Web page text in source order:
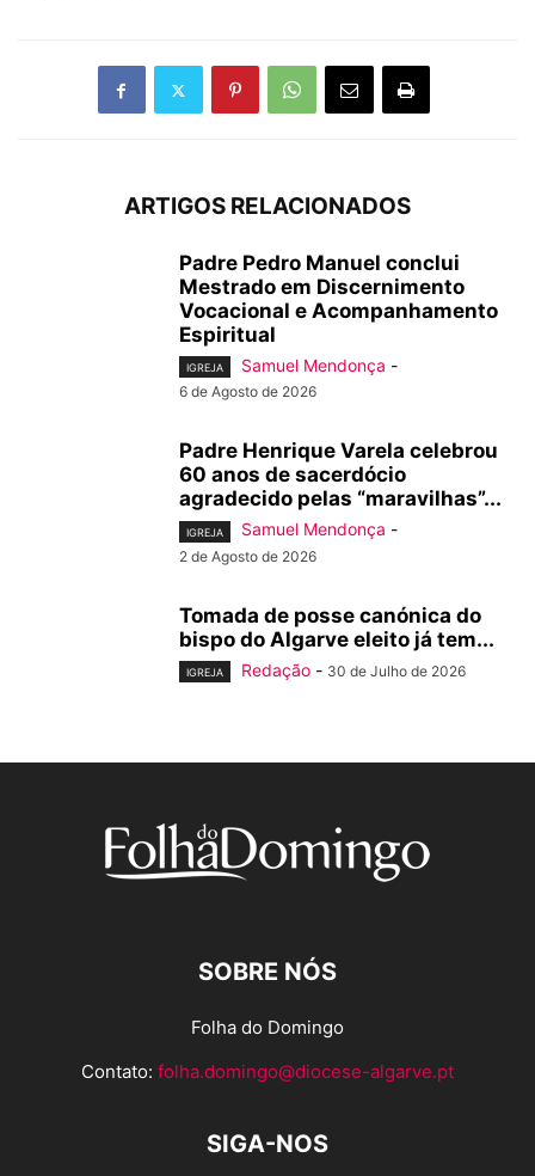
ARTIGOS RELACIONADOS
Padre Pedro Manuel conclui
Mestrado em Discernimento
Vocacional e Acompanhamento
Espiritual
IGREJA Samuel Mendonça -
6 de Agosto de 2026
Padre Henrique Varela celebrou
60 anos de sacerdócio
agradecido pelas “maravilhas”...
IGREJA Samuel Mendonça -
2 de Agosto de 2026
Tomada de posse canónica do
bispo do Algarve eleito já tem...
IGREJA Redação - 30 de Julho de 2026
SOBRE NÓS
Folha do Domingo
Contato: folha.domingo@diocese-algarve.pt
SIGA-NOS